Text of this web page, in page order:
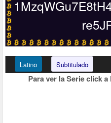
Latino Subtitulado
Para ver la Serie click a